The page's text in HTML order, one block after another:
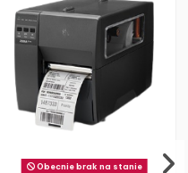
Obecnie brak na stanie